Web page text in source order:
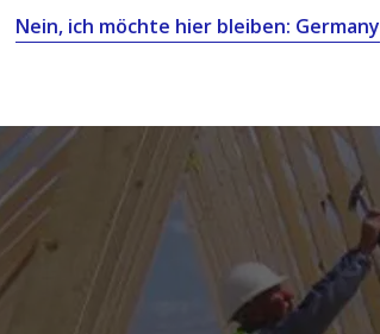
Nein, ich möchte hier bleiben: Germany